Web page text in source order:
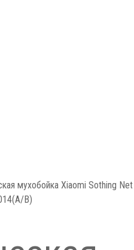
мухобойка Xiaomi Sothing Net
B)